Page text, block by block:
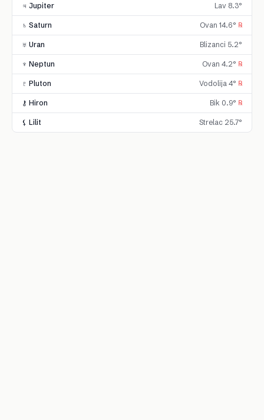
♃ Jupiter Lav 8.3°
♄ Saturn Ovan 14.6° ℞
♅ Uran Blizanci 5.2°
♆ Neptun Ovan 4.2° ℞
♇ Pluton Vodolija 4° ℞
⚷ Hiron Bik 0.9° ℞
⚸ Lilit Strelac 25.7°